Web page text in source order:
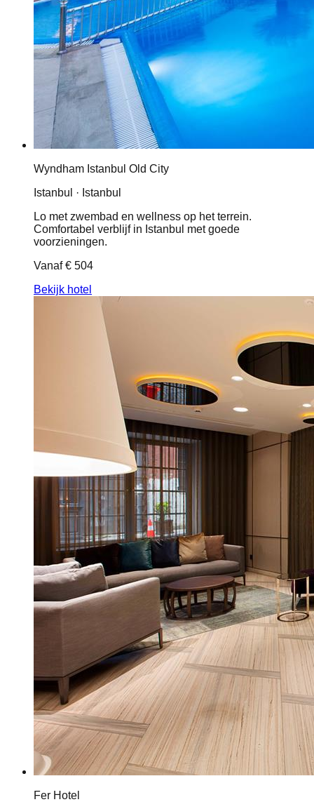
Wyndham Istanbul Old City
Istanbul · Istanbul
Lo met zwembad en wellness op het terrein.
Comfortabel verblijf in Istanbul met goede
voorzieningen.
Vanaf€ 504
Bekijk hotel
Fer Hotel